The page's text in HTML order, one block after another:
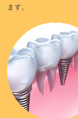
ます。